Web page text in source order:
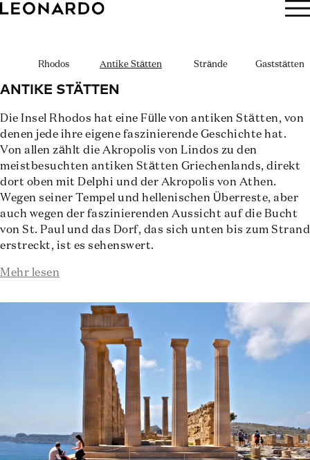
Rhodos Antike Stätten Strände Gaststätten
ANTIKE STÄTTEN
Die Insel Rhodos hat eine Fülle von antiken Stätten, von
denen jede ihre eigene faszinierende Geschichte hat.
Von allen zählt die Akropolis von Lindos zu den
meistbesuchten antiken Stätten Griechenlands, direkt
dort oben mit Delphi und der Akropolis von Athen.
Wegen seiner Tempel und hellenischen Überreste, aber
auch wegen der faszinierenden Aussicht auf die Bucht
von St. Paul und das Dorf, das sich unten bis zum Strand
erstreckt, ist es sehenswert.
Mehr lesen